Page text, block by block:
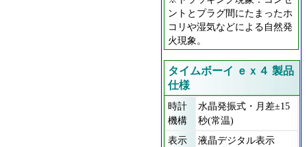
ントとプラグ間にたまったホ
コリや湿気などによる自然発
火現象。
タイムボーイ ｅｘ４ 製品
仕様
時計
機構
水晶発振式・月差±15
秒(常温)
表示
液晶デジタル表示